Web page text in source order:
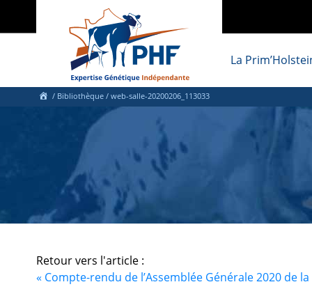
La
/ Bibliothèque / web-salle-20200206_113033
Retour vers l'article :
« Compte-rendu de l’Assemblée Générale 2020 de